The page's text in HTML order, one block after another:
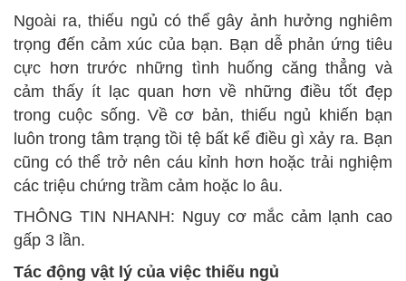
Ngoài ra, thiếu ngủ có thể gây ảnh hưởng nghiêm
trọng đến cảm xúc của bạn. Bạn dễ phản ứng tiêu
cực hơn trước những tình huống căng thẳng và
cảm thấy ít lạc quan hơn về những điều tốt đẹp
trong cuộc sống. Về cơ bản, thiếu ngủ khiến bạn
luôn trong tâm trạng tồi tệ bất kể điều gì xảy ra. Bạn
cũng có thể trở nên cáu kỉnh hơn hoặc trải nghiệm
các triệu chứng trầm cảm hoặc lo âu.
THÔNG TIN NHANH: Nguy cơ mắc cảm lạnh cao
gấp 3 lần.
Tác động vật lý của việc thiếu ngủ